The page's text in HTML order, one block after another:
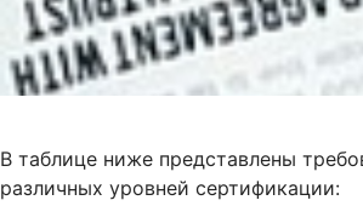
В таблице ниже представлены
различных уровней сертификации: